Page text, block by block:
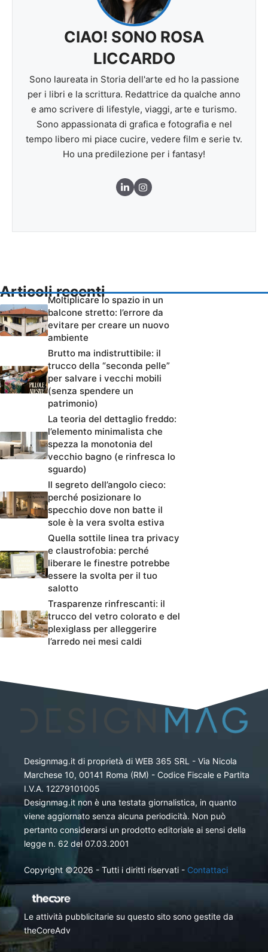
CIAO! SONO ROSA
LICCARDO
Sono laureata in Storia dell'arte ed ho la passione
per i libri e la scrittura. Redattrice da qualche anno
e amo scrivere di lifestyle, viaggi, arte e turismo.
Sono appassionata di grafica e fotografia e nel
tempo libero mi piace cucire, vedere film e serie tv.
Ho una predilezione per i fantasy!
Articoli recenti
Moltiplicare lo spazio in un
balcone stretto: l’errore da
evitare per creare un nuovo
ambiente
Brutto ma indistruttibile: il
trucco della “seconda pelle”
per salvare i vecchi mobili
(senza spendere un
patrimonio)
La teoria del dettaglio freddo:
l’elemento minimalista che
spezza la monotonia del
vecchio bagno (e rinfresca lo
sguardo)
Il segreto dell’angolo cieco:
perché posizionare lo
specchio dove non batte il
sole è la vera svolta estiva
Quella sottile linea tra privacy
e claustrofobia: perché
liberare le finestre potrebbe
essere la svolta per il tuo
salotto
Trasparenze rinfrescanti: il
trucco del vetro colorato e del
plexiglass per alleggerire
l’arredo nei mesi caldi
Designmag.it di proprietà di WEB 365 SRL - Via Nicola
Marchese 10, 00141 Roma (RM) - Codice Fiscale e Partita
I.V.A. 12279101005
Designmag.it non è una testata giornalistica, in quanto
viene aggiornato senza alcuna periodicità. Non può
pertanto considerarsi un prodotto editoriale ai sensi della
legge n. 62 del 07.03.2001
Copyright ©2026 - Tutti i diritti riservati - Contattaci
Le attività pubblicitarie su questo sito sono gestite da
theCoreAdv